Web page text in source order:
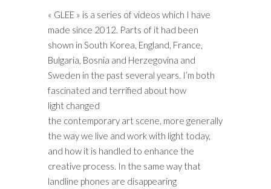
« GLEE » is a series of videos which I have
made since 2012. Parts of it had been
shown in South Korea, England, France,
Bulgaria, Bosnia and Herzegovina and
Sweden in the past several years. I’m both
fascinated and terrified about how
light changed
the contemporary art scene, more generally
the way we live and work with light today,
and how it is handled to enhance the
creative process. In the same way that
landline phones are disappearing